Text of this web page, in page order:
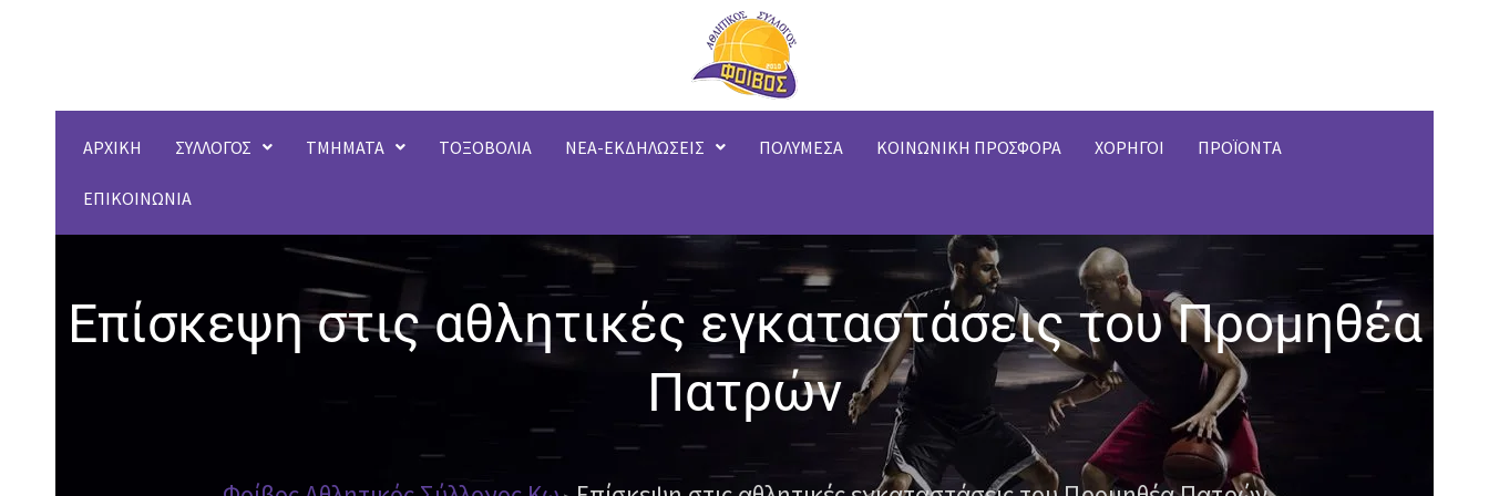
ΑΡΧΙΚΗ ΣΥΛΛΟΓΟΣ ΤΜΗΜΑΤΑ ΤΟΞΟΒΟΛΙΑ ΝΕΑ-ΕΚΔΗΛΩΣΕΙΣ ΠΟΛΥΜΕΣΑ ΚΟΙΝΩΝΙΚΗ ΠΡΟΣΦΟΡΑ ΧΟΡΗΓΟΙ ΠΡΟΪΟΝΤΑ
ΕΠΙΚΟΙΝΩΝΙΑ
Επίσκεψη στις αθλητικές εγκαταστάσεις του Προμηθέα
Πατρών